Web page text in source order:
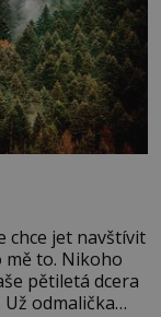
chce jet navštívit
mě to. Nikoho
pětiletá dcera
odmalička